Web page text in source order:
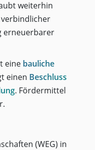
weiterhin
verbindlicher
erneuerbarer
eine bauliche
einen Beschluss
. Fördermittel
(WEG) in